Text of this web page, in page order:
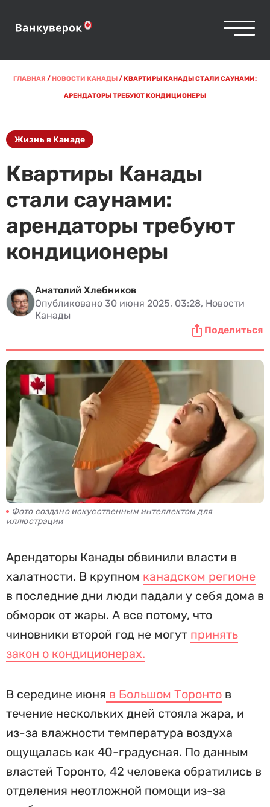
ГЛАВНАЯ /НОВОСТИ КАНАДЫ/КВАРТИРЫ КАНАДЫ СТАЛИ САУНАМИ:
АРЕНДАТОРЫ ТРЕБУЮТ КОНДИЦИОНЕРЫ
Жизнь в Канаде
Квартиры Канады
стали саунами:
арендаторы требуют
кондиционеры
Анатолий Хлебников
Опубликовано 30 июня 2025, 03:28, Новости
Канады
Поделиться
Фото создано искусственным интеллектом для
иллюстрации
Арендаторы Канады обвинили власти в
халатности. В крупном канадском регионе
в последние дни люди падали у себя дома в
обморок от жары. А все потому, что
чиновники второй год не могут принять
закон о кондиционерах.
В середине июня в Большом Торонто в
течение нескольких дней стояла жара, и
из-за влажности температура воздуха
ощущалась как 40-градусная. По данным
властей Торонто, 42 человека обратились в
отделения неотложной помощи из-за